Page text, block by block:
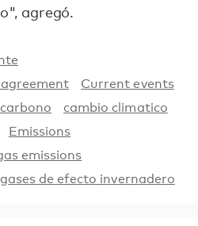
agregó.
Current events
cambio climatico
Emissions
emissions
de efecto invernadero